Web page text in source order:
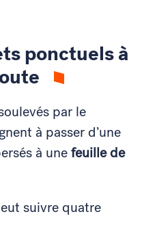
ponctuels à
par le
à passer d’une
à unefeuille de
suivre quatre